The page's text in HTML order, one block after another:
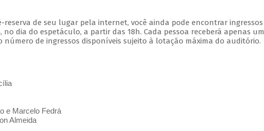
de seu lugar pela internet, você ainda pode encontrar ingressos
no dia do espetáculo, a partir das 18h. Cada pessoa receberá apenas um
de ingressos disponíveis sujeito à lotação máxima do auditório.
e Marcelo Fedrá
Almeida